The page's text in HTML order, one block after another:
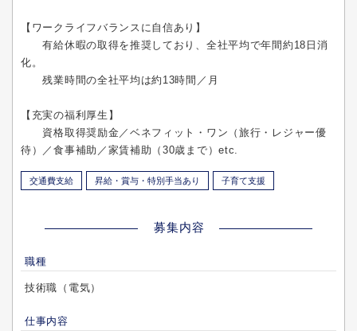
【ワークライフバランスに自信あり】
有給休暇の取得を推奨しており、全社平均で年間約18日消
化。
残業時間の全社平均は約13時間／月
【充実の福利厚生】
資格取得奨励金／ベネフィット・ワン（旅行・レジャー優
待）／食事補助／家賃補助（30歳まで）etc.
交通費支給 昇給・賞与・特別手当あり 子育て支援
募集内容
職種
技術職（電気）
仕事内容